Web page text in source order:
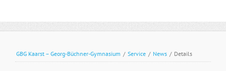
GBG Kaarst – Georg-Büchner-Gymnasium / Service / News / Details